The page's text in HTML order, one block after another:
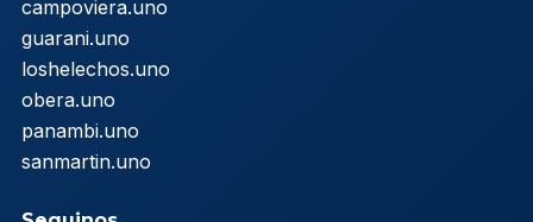
campoviera.uno
guarani.uno
loshelechos.uno
obera.uno
panambi.uno
sanmartin.uno